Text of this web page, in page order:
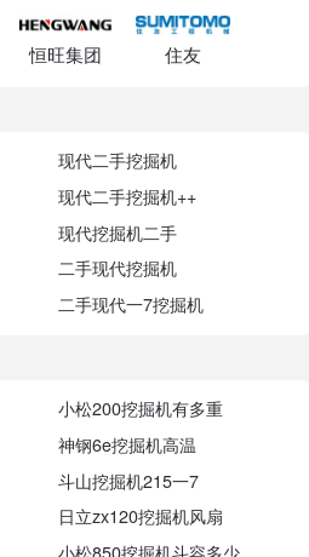
恒旺集团 住友
现代二手挖掘机
现代二手挖掘机++
现代挖掘机二手
二手现代挖掘机
二手现代一7挖掘机
小松200挖掘机有多重
神钢6e挖掘机高温
斗山挖掘机215一7
日立zx120挖掘机风扇